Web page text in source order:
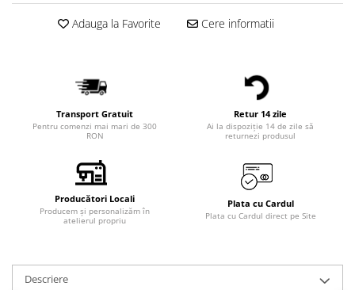
Adauga la Favorite Cere informatii
Transport Gratuit
Pentru comenzi mai mari de 300
RON
Retur 14 zile
Ai la dispoziție 14 de zile să
returnezi produsul
Producători Locali
Producem și personalizăm în
atelierul propriu
Plata cu Cardul
Plata cu Cardul direct pe Site
Descriere